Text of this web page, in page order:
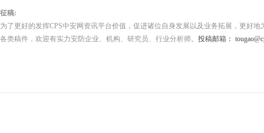
征稿:
为了更好的发挥CPS中安网资讯平台价值，促进诸位自身发展以及业务拓展，更好
各类稿件，欢迎有实力安防企业、机构、研究员、行业分析师。 投稿邮箱：